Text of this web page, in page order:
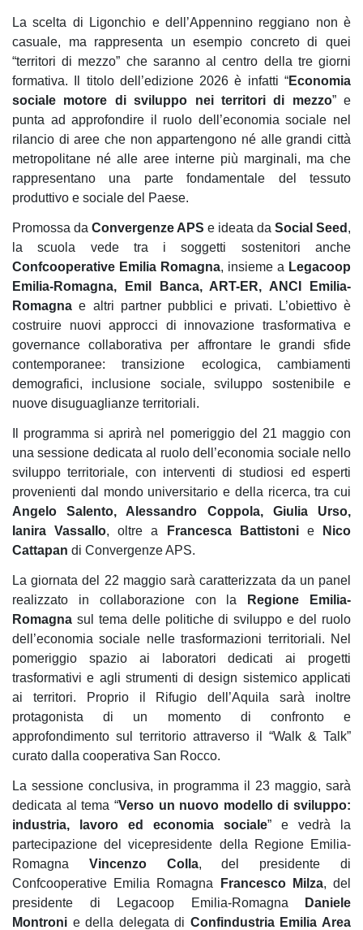
La scelta di Ligonchio e dell’Appennino reggiano non è
casuale, ma rappresenta un esempio concreto di quei
“territori di mezzo” che saranno al centro della tre giorni
formativa. Il titolo dell’edizione 2026 è infatti “Economia
sociale motore di sviluppo nei territori di mezzo” e
punta ad approfondire il ruolo dell’economia sociale nel
rilancio di aree che non appartengono né alle grandi città
metropolitane né alle aree interne più marginali, ma che
rappresentano una parte fondamentale del tessuto
produttivo e sociale del Paese.
Promossa da Convergenze APS e ideata da Social Seed ,
la scuola vede tra i soggetti sostenitori anche
Confcooperative Emilia Romagna, insieme a Legacoop
Emilia-Romagna, Emil Banca, ART-ER, ANCI Emilia-
Romagna e altri partner pubblici e privati. L’obiettivo è
costruire nuovi approcci di innovazione trasformativa e
governance collaborativa per affrontare le grandi sfide
contemporanee: transizione ecologica, cambiamenti
demografici, inclusione sociale, sviluppo sostenibile e
nuove disuguaglianze territoriali.
Il programma si aprirà nel pomeriggio del 21 maggio con
una sessione dedicata al ruolo dell’economia sociale nello
sviluppo territoriale, con interventi di studiosi ed esperti
provenienti dal mondo universitario e della ricerca, tra cui
Angelo Salento, Alessandro Coppola, Giulia Urso,
Ianira Vassallo, oltre a Francesca Battistoni eNico
Cattapan di Convergenze APS.
La giornata del 22 maggio sarà caratterizzata da un panel
realizzato in collaborazione con la
Regione Emilia-
Romagna sul tema delle politiche di sviluppo e del ruolo
dell’economia sociale nelle trasformazioni territoriali. Nel
pomeriggio spazio ai laboratori dedicati ai progetti
trasformativi e agli strumenti di design sistemico applicati
ai territori. Proprio il Rifugio dell’Aquila sarà inoltre
protagonista di un momento di confronto e
approfondimento sul territorio attraverso il “Walk & Talk”
curato dalla cooperativa San Rocco.
La sessione conclusiva, in programma il 23 maggio, sarà
dedicata al tema “Verso un nuovo modello di sviluppo:
industria, lavoro ed economia sociale” e vedrà la
partecipazione del vicepresidente della Regione Emilia-
Romagna Vincenzo Colla, del presidente di
Confcooperative Emilia Romagna
Francesco Milza, del
presidente di Legacoop Emilia-Romagna
Daniele
Montroni e della delegata di Confindustria Emilia Area